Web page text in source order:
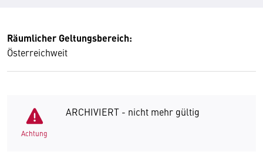
Räumlicher Geltungsbereich:
Österreichweit
Achtung
ARCHIVIERT - nicht mehr gültig